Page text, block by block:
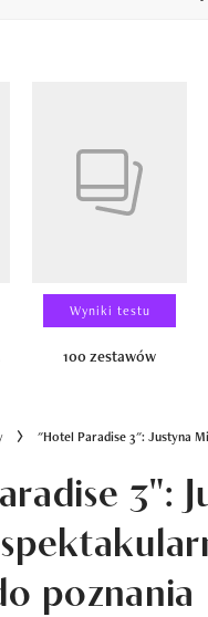
Wyniki testu
100 zestawów
"Hotel Paradise 3": Justyna
3":
poznania